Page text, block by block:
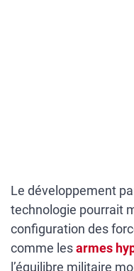
Le développement
technologie pourrait
configuration des
comme lesarmes
l’équilibre militaire